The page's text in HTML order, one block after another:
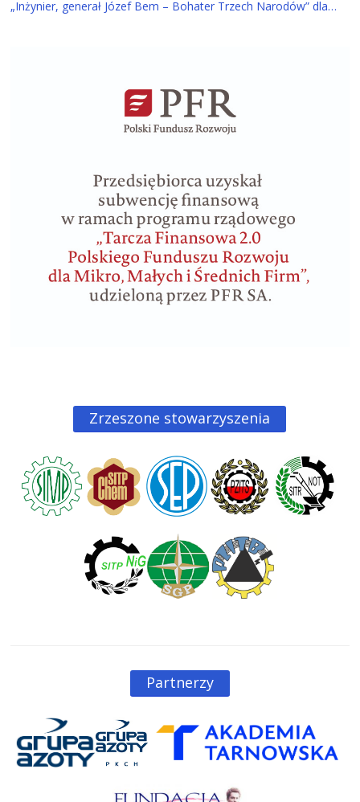
„Inżynier, generał Józef Bem – Bohater Trzech Narodów” dla
Zrzeszone stowarzyszenia
Partnerzy